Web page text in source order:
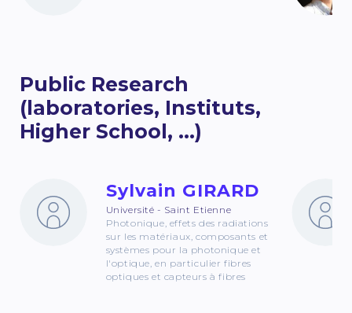
Public Research
(laboratories, Instituts,
Higher School, ...)
Sylvain GIRARD
Université - Saint Etienne
Photonique, effets des radiations
sur les matériaux, composants et
systèmes pour la photonique et
l'optique, en particulier fibres
optiques et capteurs à fibres